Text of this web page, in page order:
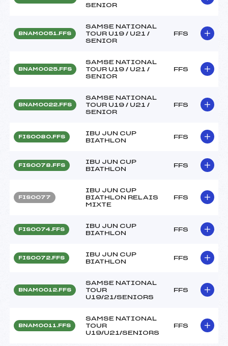
SENIOR
BNAM0051.FFS
SAMSE NATIONAL
TOUR U19 / U21 /
SENIOR
FFS
BNAM0025.FFS
SAMSE NATIONAL
TOUR U19 / U21 /
SENIOR
FFS
BNAM0022.FFS
SAMSE NATIONAL
TOUR U19 / U21 /
SENIOR
FFS
FIS0080.FFS
IBU JUN CUP
BIATHLON
FFS
FIS0078.FFS
IBU JUN CUP
BIATHLON
FFS
FIS0077
IBU JUN CUP
BIATHLON RELAIS
MIXTE
FFS
FIS0074.FFS
IBU JUN CUP
BIATHLON
FFS
FIS0072.FFS
IBU JUN CUP
BIATHLON
FFS
BNAM0012.FFS
SAMSE NATIONAL
TOUR
U19/21/SENIORS
FFS
BNAM0011.FFS
SAMSE NATIONAL
TOUR
U19/U21/SENIORS
FFS